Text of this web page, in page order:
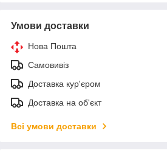
Умови доставки
Нова Пошта
Самовивіз
Доставка кур'єром
Доставка на об'єкт
Всі умови доставки